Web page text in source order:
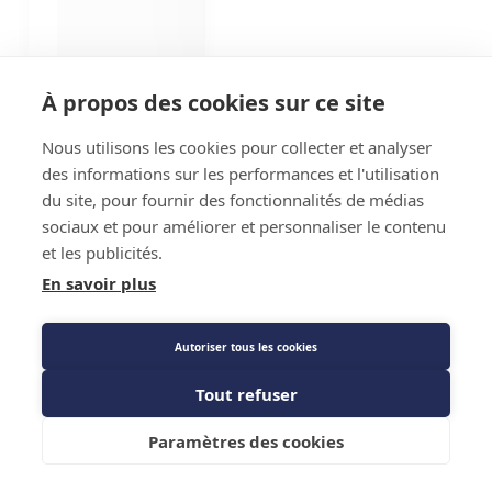
À propos des cookies sur ce site
Nous utilisons les cookies pour collecter et analyser
des informations sur les performances et l'utilisation
du site, pour fournir des fonctionnalités de médias
sociaux et pour améliorer et personnaliser le contenu
et les publicités.
En savoir plus
Autoriser tous les cookies
Tout refuser
Paramètres des cookies